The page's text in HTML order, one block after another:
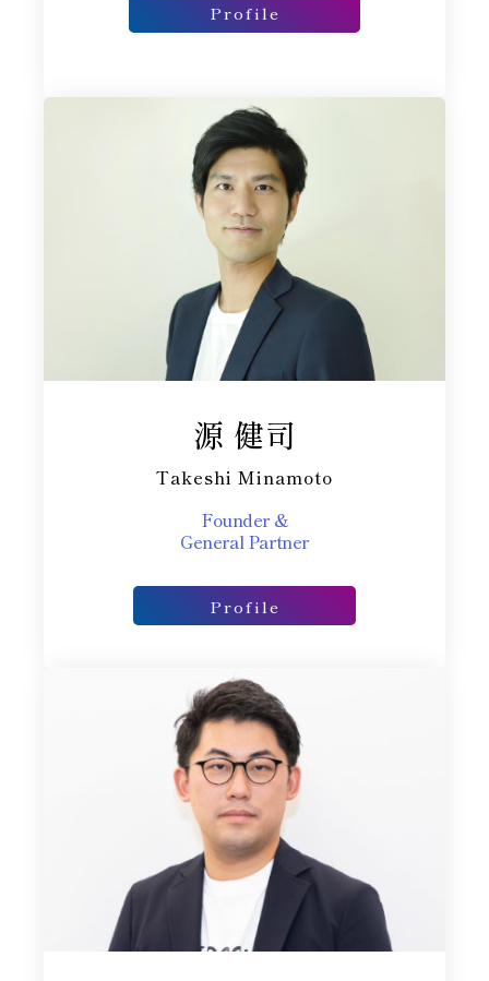
Profile
源 健司
Takeshi Minamoto
Founder &
General Partner​
Profile